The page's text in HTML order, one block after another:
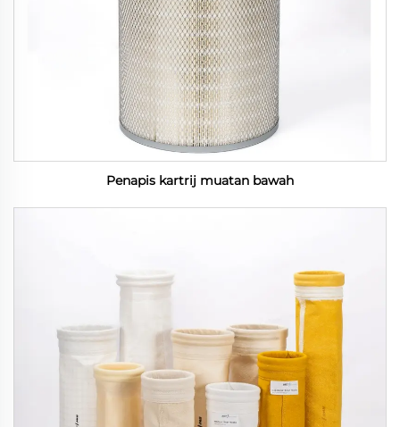
Penapis kartrij muatan bawah